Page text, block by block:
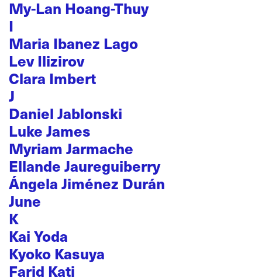
My-Lan Hoang-Thuy
I
Maria Ibanez Lago
Lev Ilizirov
Clara Imbert
J
Daniel Jablonski
Luke James
Myriam Jarmache
Ellande Jaureguiberry
Ángela Jiménez Durán
June
K
Kai Yoda
Kyoko Kasuya
Farid Kati